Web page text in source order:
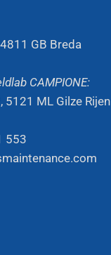
GB Breda
CAMPIONE:
5121 ML Gilze Rijen
553